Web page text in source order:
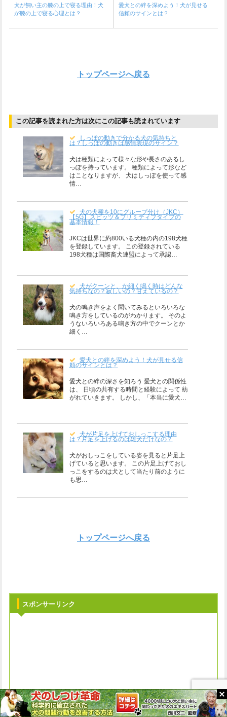
犬が飼い主の膝の上で寝る理由！犬
が膝の上で寝る心理とは？
愛犬との絆を深めよう！犬が見せる
信頼のサインとは？
トップページへ戻る
この記事を読まれた方は次にこの記事も読まれています
しっぽの動きで分かる犬の気持ちと
は？しっぽの動きは感情表現のサイン？
犬は種類によって様々な形や長さのあるし
っぽを持っています。 種類によって形など
はことなりますが、 犬はしっぽを使って感
情…
犬の犬種を10にグループ分け（JKC）
【5G】スピッツ＆プリミティブタイプの
基本情報！
JKCは世界に約800いる犬種の内の198犬種
を登録しています。 この登録されている
198犬種は国際畜犬連盟によって承認…
犬がクーンと、か細く鳴く時はどんな
気持ちなの？寂しいの？甘えているの？
犬の鳴き声をよく聞いてみるといろいろな
鳴き方をしているのがわかります。 そのよ
うないろいろある鳴き方の中でクーンとか
細く…
愛犬との絆を深めよう！犬が見せる信
頼のサインとは？
愛犬との絆の深さを知ろう 愛犬との関係性
は、 日頃の共有する時間と経験によって 紡
がれていきます。 しかし、「本当に愛犬…
犬が片足を上げておしっこする理由
は？片足を上げるのは雄犬だけなの？
犬がおしっこをしている姿を見ると片足上
げていると思います。 この片足上げておし
っこをするのは犬として当たり前のように
も思…
トップページへ戻る
スポンサーリンク